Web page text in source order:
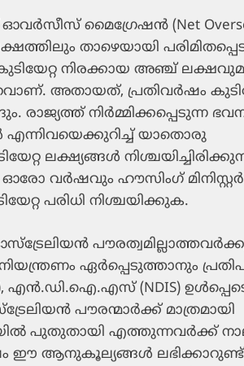
ഓവർസീസ് മൈഗ്രേഷൻ (Net
താഴെയായി
നിരക്കായ അഞ്ച്
അതായത്, പ്രതിവർഷം
നിർമ്മിക്കപ്പെടുന്ന
യാതൊരു
ലക്ഷ്യങ്ങൾ
ഓരോ വർഷവും ഹൗസിംഗ്
പരിധി നിശ്ചയിക്കുക.
ഓസ്‌ട്രേലിയൻ
ഏർപ്പെടുത്താനും
എൻ.ഡി.ഐ.എസ് (NDIS)
പൗരന്മാർക്ക് മാത്രമായി
പുതുതായി എത്തുന്നവർക്ക്
ഈ ആനുകൂല്യങ്ങൾ